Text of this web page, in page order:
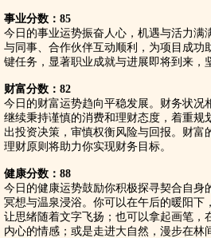
事业分数：85
今日的事业运势振奋人心，机遇与活力满
与同事、合作伙伴互动顺利，为项目成功
键任务，显著职业成就与进展即将到来，
财富分数：82
今日的财富运势趋向平稳发展。财务状况
继续秉持谨慎的消费和理财态度，着重规
出投资决策，审慎权衡风险与回报。财富
理财原则将助力你实现财务目标。
健康分数：88
今日的健康运势鼓励你积极探寻契合自身
冥想与温泉浸浴。你可以在午后的暖阳下
让思绪随着文字飞扬；也可以拿起画笔，
内心的情感；或是走进大自然，漫步在林